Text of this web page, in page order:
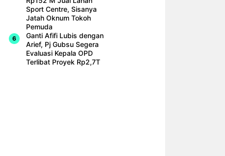
Sport Centre, Sisanya
Jatah Oknum Tokoh
Pemuda
Ganti Afifi Lubis dengan
Arief, Pj Gubsu Segera
Evaluasi Kepala OPD
Terlibat Proyek Rp2,7T